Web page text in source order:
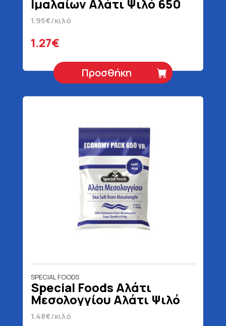
Ιμαλαίων Αλάτι Ψιλό 650
gr
1.95€/κιλό
1.27€
Προσθήκη
SPECIAL FOODS
Special Foods Αλάτι
Μεσολογγίου Αλάτι Ψιλό
650 gr
1.48€/κιλό